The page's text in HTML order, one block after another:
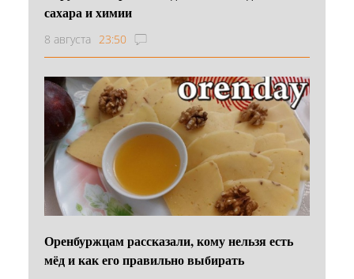
сахара и химии
8 августа 23:50
Оренбуржцам рассказали, кому нельзя есть
мёд и как его правильно выбирать